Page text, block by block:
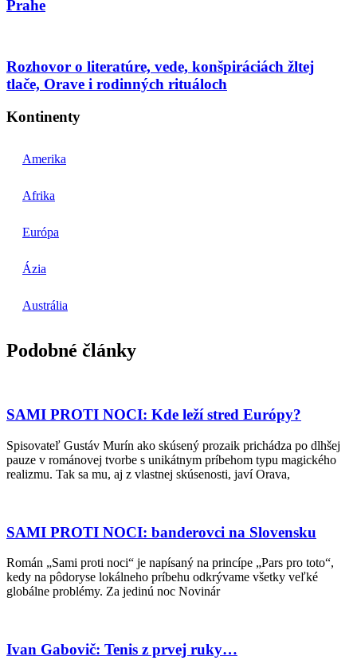
Prahe
Rozhovor o literatúre, vede, konšpiráciách žltej
tlače, Orave i rodinných rituáloch
Kontinenty
Amerika
Afrika
Európa
Ázia
Austrália
Podobné články
SAMI PROTI NOCI: Kde leží stred Európy?
Spisovateľ Gustáv Murín ako skúsený prozaik prichádza po dlhšej
pauze v románovej tvorbe s unikátnym príbehom typu magického
realizmu. Tak sa mu, aj z vlastnej skúsenosti, javí Orava,
SAMI PROTI NOCI: banderovci na Slovensku
Román „Sami proti noci“ je napísaný na princípe „Pars pro toto“,
kedy na pôdoryse lokálneho príbehu odkrývame všetky veľké
globálne problémy. Za jedinú noc Novinár
Ivan Gabovič: Tenis z prvej ruky…